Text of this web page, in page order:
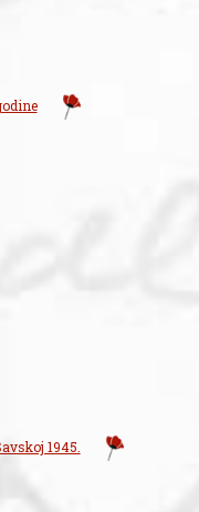
1945.